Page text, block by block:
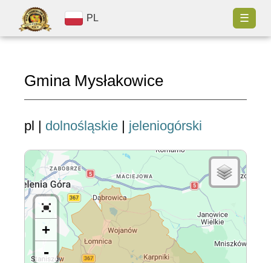
PL ☰
Gmina Mysłakowice
pl | dolnośląskie | jeleniogórski
+
-